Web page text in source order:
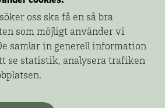
innehåll från Svenska
ger dig fler sidor av golfen.
Gunnar Håkansson, Svenska
oss ska få en så bra
som möjligt använder vi
samlar in generell information
se statistik, analysera trafiken